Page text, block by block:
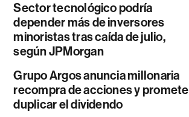
Sector tecnológico podría
depender más de inversores
minoristas tras caída de julio,
según JPMorgan
Grupo Argos anuncia millonaria
recompra de acciones y promete
duplicar el dividendo